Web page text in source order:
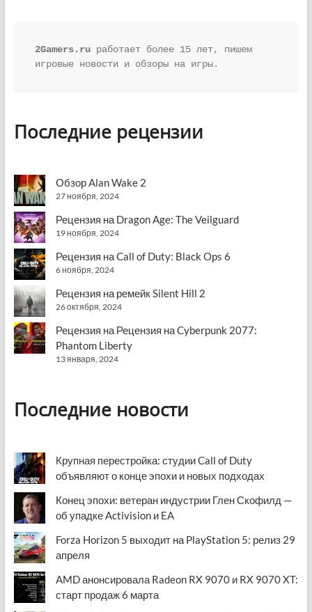
2Gamers.ru работает более 15 лет, пишем
игровые новости и обзоры на игры.
Последние рецензии
Обзор Alan Wake 2
27 ноября, 2024
Рецензия на Dragon Age: The Veilguard
19 ноября, 2024
Рецензия на Call of Duty: Black Ops 6
6 ноября, 2024
Рецензия на ремейк Silent Hill 2
26 октября, 2024
Рецензия на Рецензия на Cyberpunk 2077:
Phantom Liberty
13 января, 2024
Последние новости
Крупная перестройка: студии Call of Duty
объявляют о конце эпохи и новых подходах
Конец эпохи: ветеран индустрии Глен Скофилд —
об упадке Activision и EA
Forza Horizon 5 выходит на PlayStation 5: релиз 29
апреля
AMD анонсировала Radeon RX 9070 и RX 9070 XT:
старт продаж 6 марта